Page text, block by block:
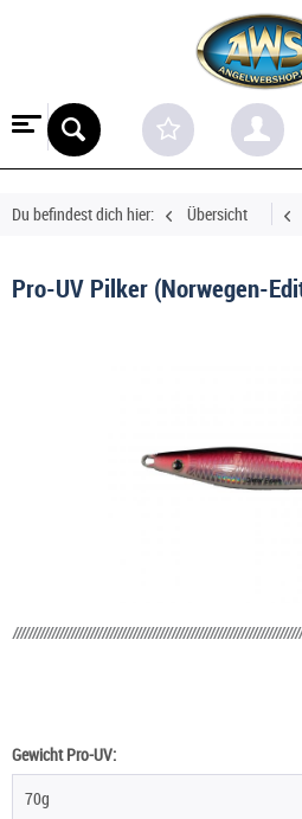
Du befindest dich hier: Übersicht
Pro-UV Pilker (Norwegen-
Gewicht Pro-UV:
70g